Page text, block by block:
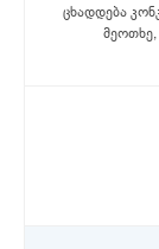
ცხადდება
მეოთხე,